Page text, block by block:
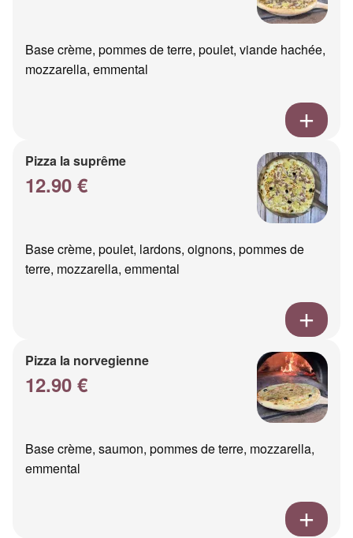
Base crème, pommes de terre, poulet, viande hachée,
mozzarella, emmental
Pizza la suprême
12.90 €
Base crème, poulet, lardons, oignons, pommes de
terre, mozzarella, emmental
Pizza la norvegienne
12.90 €
Base crème, saumon, pommes de terre, mozzarella,
emmental